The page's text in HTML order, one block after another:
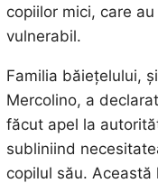
copiilor mici, care
vulnerabil.
Familia băiețelului,
Mercolino, a
făcut apel la
subliniind
copilul său.